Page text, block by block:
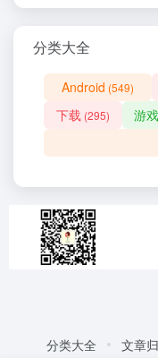
分类大全
Android (549)
下载 (295) 游戏
分类大全 文章